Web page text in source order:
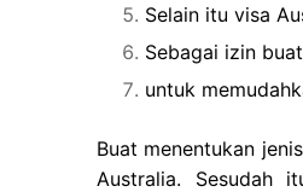
Selain itu visa
Sebagai izin
untuk
Buat menentukan
Australia. Sesudah